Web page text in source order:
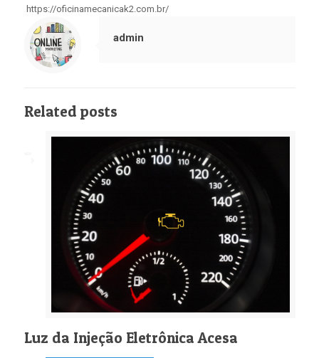
https://oficinamecanicak2.com.br/
admin
Related posts
Luz da Injeção Eletrônica Acesa